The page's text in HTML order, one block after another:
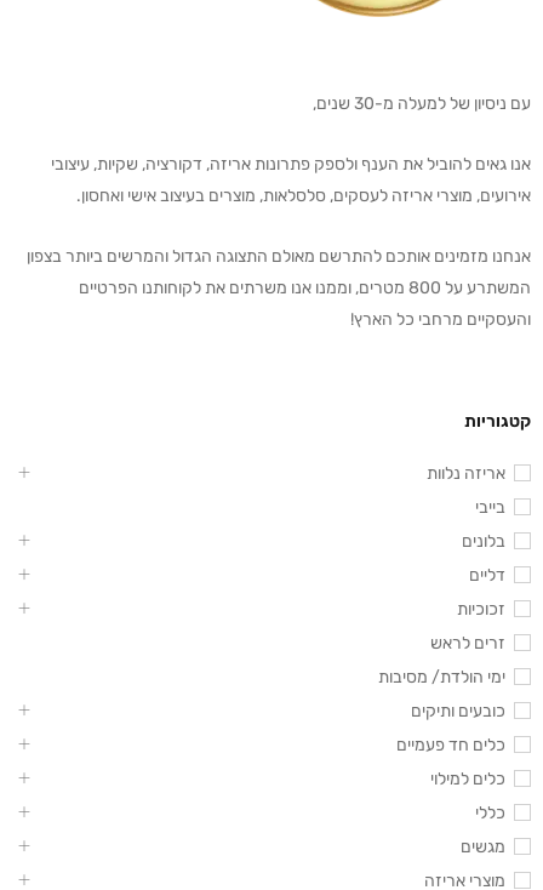
עם ניסיון של למעלה מ-30 שנים,
אנו גאים להוביל את הענף ולספק פתרונות אריזה, דקורציה, שקיות, עיצובי
אירועים, מוצרי אריזה לעסקים, סלסלאות, מוצרים בעיצוב אישי ואחסון.
אנחנו מזמינים אותכם להתרשם מאולם התצוגה הגדול והמרשים ביותר בצפון
המשתרע על 800 מטרים, וממנו אנו משרתים את לקוחותנו הפרטיים
והעסקיים מרחבי כל הארץ!
קטגוריות
אריזה נלוות
בייבי
בלונים
דליים
זכוכיות
זרים לראש
ימי הולדת/ מסיבות
כובעים ותיקים
כלים חד פעמיים
כלים למילוי
כללי
מגשים
מוצרי אריזה